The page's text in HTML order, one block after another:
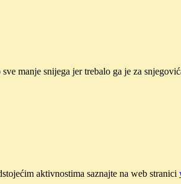
manje snijega jer trebalo ga je za
aktivnostima saznajte na web stranici